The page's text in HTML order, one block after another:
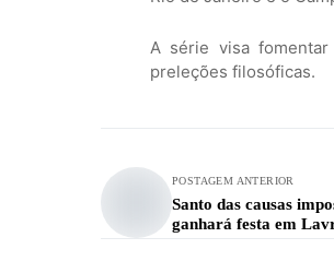
A série visa
preleções filosóficas.
POSTAGEM ANTERIOR
Santo das causas
ganhará festa em